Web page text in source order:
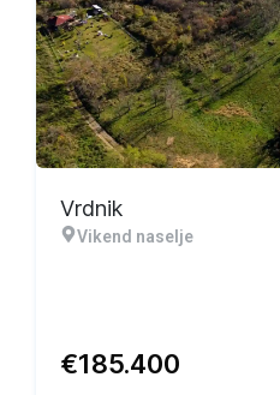
Vrdnik
Vikend naselje
€185.400